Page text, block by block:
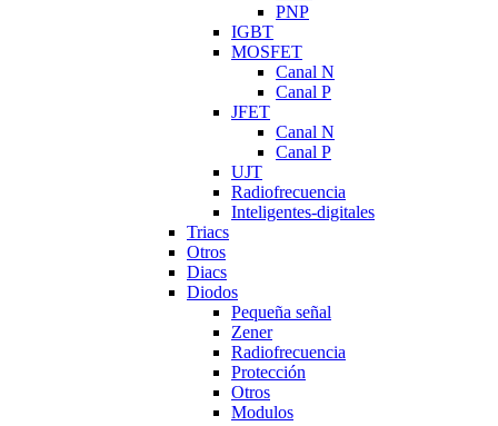
PNP
IGBT
MOSFET
Canal N
Canal P
JFET
Canal N
Canal P
UJT
Radiofrecuencia
Inteligentes-digitales
Triacs
Otros
Diacs
Diodos
Pequeña señal
Zener
Radiofrecuencia
Protección
Otros
Modulos